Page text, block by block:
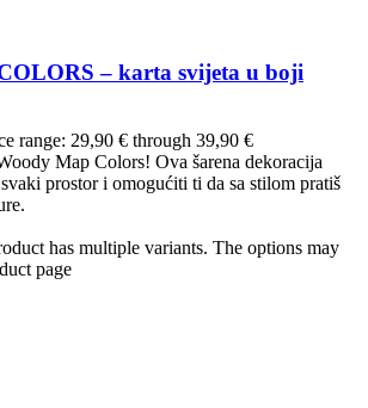
– karta svijeta u boji
range: 29,90 € through 39,90 €
Map Colors! Ova šarena dekoracija
prostor i omogućiti ti da sa stilom pratiš
has multiple variants. The options may
page